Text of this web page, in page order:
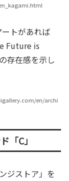
ートがあれば
Future is
存在感を示し
en/archi
「C」
ジストア」を